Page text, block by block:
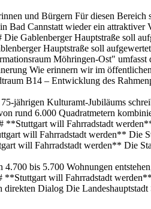
und Bürgern Für diesen
Bad Cannstatt wieder ein
Die Gablenberger Hauptstraße soll
Hauptstraße soll
Möhringen-Ost"
Wie erinnern wir im
B14 – Entwicklung des
jährigen Kulturamt-Jubiläums
rund 6.000 Quadratmetern
**Stuttgart will Fahrradstadt
will Fahrradstadt werden** Die
will Fahrradstadt werden** Die
bis 5.700 Wohnungen
**Stuttgart will Fahrradstadt
Dialog Die